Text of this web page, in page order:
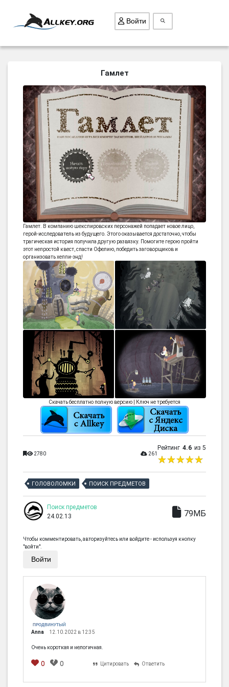
ПОИСК ПРЕДМЕТОВ
ГОЛОВОЛОМКИ
БИЗНЕС
ТРИ-В-РЯД
СТРАТЕГИИ
СТРЕЛЯЛКИ
КВЕСТ
КАК СКАЧАТЬ
НОВОСТИ
Войти
Гамлет
Гамлет. В компанию шекспировских персонажей попадает новое лицо,
герой-исследователь из будущего. Этого оказывается достаточно, чтобы
трагическая история получила другую развязку. Помогите герою пройти
этот непростой квест, спасти Офелию, победить заговорщиков и
организовать хеппи-энд!
Скачать бесплатно полную версию | Ключ не требуется
2780 261
Рейтинг 4.6 из 5
ГОЛОВОЛОМКИ ПОИСК ПРЕДМЕТОВ
Поиск предметов
24.02.13
79МБ
Чтобы комментировать, авторизуйтесь или войдите - используя кнопку
"войти".
Войти
ПРОДВИНУТЫЙ
Anna 12.10.2022 в 12:35
Очень короткая и нелогичная.
0 0 Цитировать Ответить